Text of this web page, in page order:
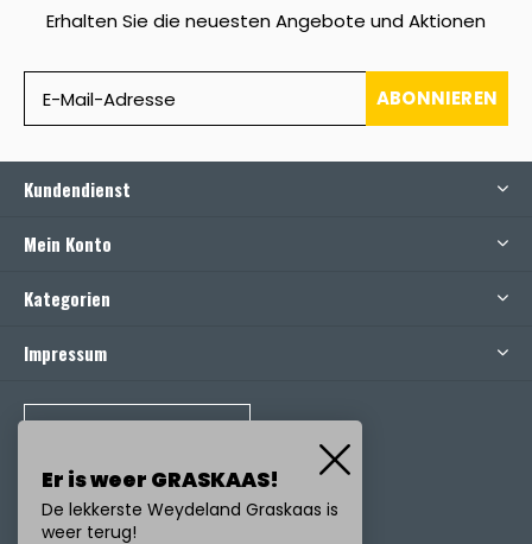
Erhalten Sie die neuesten Angebote und Aktionen
ABONNIEREN
Kundendienst
Mein Konto
Kategorien
Impressum
Er is weer GRASKAAS!
De lekkerste Weydeland Graskaas is
weer terug!